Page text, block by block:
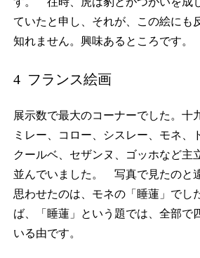
ていたと申し、それが、この絵にも
知れません。興味あるところです。
4 フランス絵画
展示数で最大のコーナーでした。
ミレー、コロー、シスレー、モネ、
クールベ、セザンヌ、ゴッホなど主
並んでいました。 写真で見たのと
思わせたのは、モネの「睡蓮」で
ば、「睡蓮」という題では、全部で
いる由です。